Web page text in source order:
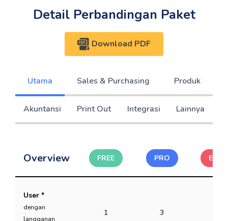
Detail Perbandingan Paket
Download PDF
Utama Sales & Purchasing Produk
Akuntansi Print Out Integrasi Lainnya
Overview FREE PRO ELITE
User *
dengan
langganan
1 3